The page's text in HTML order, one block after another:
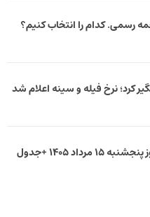
رسمی. کدام را انتخاب کنیم؟
کرد؛ نرخ فیله و سینه اعلام شد
۱۴۰۵ +جدول